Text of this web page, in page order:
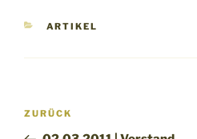
KATEGORIEN
ARTIKEL
Beitragsnavigation
Vorheriger
Beitrag
ZURÜCK